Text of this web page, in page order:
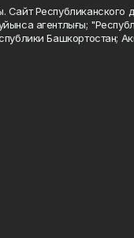
агентлығы;
Башкортостан;